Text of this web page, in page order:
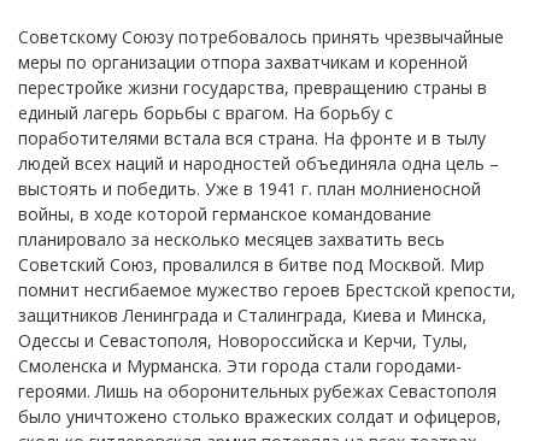
Советскому Союзу потребовалось принять чрезвычайные
меры по организации отпора захватчикам и коренной
перестройке жизни государства, превращению страны в
единый лагерь борьбы с врагом. На борьбу с
поработителями встала вся страна. На фронте и в тылу
людей всех наций и народностей объединяла одна цель –
выстоять и победить. Уже в 1941 г. план молниеносной
войны, в ходе которой германское командование
планировало за несколько месяцев захватить весь
Советский Союз, провалился в битве под Москвой. Мир
помнит несгибаемое мужество героев Брестской крепости,
защитников Ленинграда и Сталинграда, Киева и Минска,
Одессы и Севастополя, Новороссийска и Керчи, Тулы,
Смоленска и Мурманска. Эти города стали городами-
героями. Лишь на оборонительных рубежах Севастополя
было уничтожено столько вражеских солдат и офицеров,